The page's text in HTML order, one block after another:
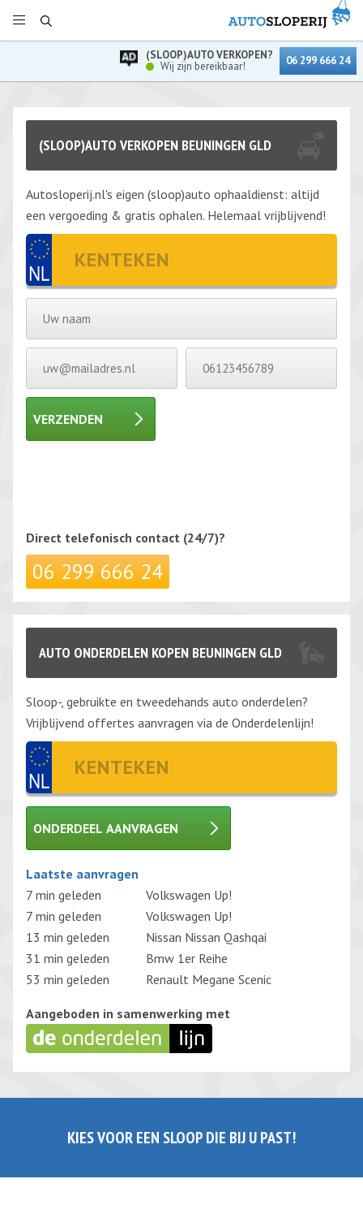
(SLOOP)AUTO VERKOPEN?
Wij zijn bereikbaar!
06 299 666 24
(SLOOP)AUTO VERKOPEN BEUNINGEN GLD
Autosloperij.nl's eigen (sloop)auto ophaaldienst: altijd
een vergoeding & gratis ophalen. Helemaal vrijblijvend!
VERZENDEN
Direct telefonisch contact (24/7)?
06 299 666 24
AUTO ONDERDELEN KOPEN BEUNINGEN GLD
Sloop-, gebruikte en tweedehands auto onderdelen?
Vrijblijvend offertes aanvragen via de Onderdelenlijn!
ONDERDEEL AANVRAGEN
Gelieve dit veld leeg te laten.
Laatste aanvragen
7 min geleden
Volkswagen Up!
7 min geleden
Volkswagen Up!
13 min geleden
Nissan Nissan Qashqai
31 min geleden
Bmw 1er Reihe
53 min geleden
Renault Megane Scenic
Aangeboden in samenwerking met
KIES VOOR EEN SLOOP DIE BIJ U PAST!